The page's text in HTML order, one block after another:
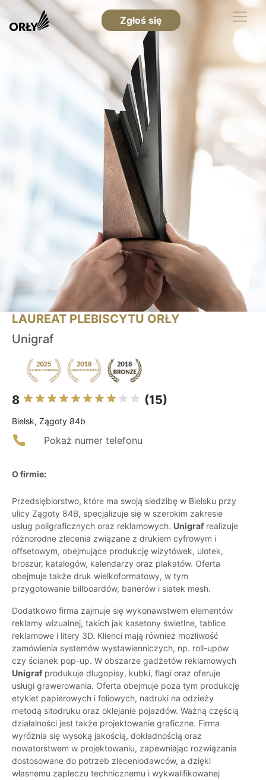
Zgłoś się
LAUREAT PLEBISCYTU ORŁY
Unigraf
8 (15)
Bielsk, Zągoty 84b
Pokaż numer telefonu
O firmie:
Przedsiębiorstwo, które ma swoją siedzibę w Bielsku przy
ulicy Zągoty 84B, specjalizuje się w szerokim zakresie
usług poligraficznych oraz reklamowych. Unigraf realizuje
różnorodne zlecenia związane z drukiem cyfrowym i
offsetowym, obejmujące produkcję wizytówek, ulotek,
broszur, katalogów, kalendarzy oraz plakatów. Oferta
obejmuje także druk wielkoformatowy, w tym
przygotowanie billboardów, banerów i siatek mesh.
Dodatkowo firma zajmuje się wykonawstwem elementów
reklamy wizualnej, takich jak kasetony świetlne, tablice
reklamowe i litery 3D. Klienci mają również możliwość
zamówienia systemów wystawienniczych, np. roll-upów
czy ścianek pop-up. W obszarze gadżetów reklamowych
Unigraf produkuje długopisy, kubki, flagi oraz oferuje
usługi grawerowania. Oferta obejmuje poza tym produkcję
etykiet papierowych i foliowych, nadruki na odzieży
metodą sitodruku oraz oklejanie pojazdów. Ważną częścią
działalności jest także projektowanie graficzne. Firma
wyróżnia się wysoką jakością, dokładnością oraz
nowatorstwem w projektowaniu, zapewniając rozwiązania
dostosowane do potrzeb zleceniodawców, a dzięki
własnemu zapleczu technicznemu i wykwalifikowanej